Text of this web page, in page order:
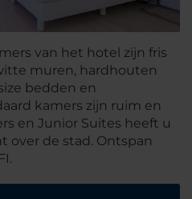
van het hotel zijn fris
muren, hardhouten
bedden en
kamers zijn ruim en
en Junior Suites heeft u
over de stad. Ontspan